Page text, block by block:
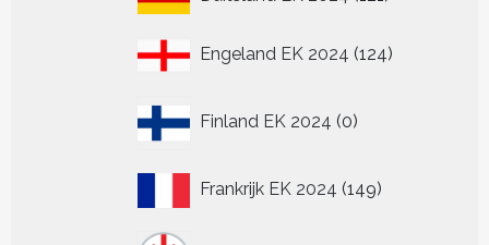
Engeland EK 2024 124124
Finland EK 2024 0
producten
Frankrijk EK 2024 149149